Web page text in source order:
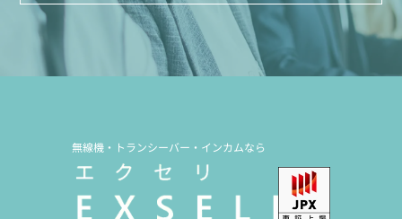
無線機・トランシーバー・インカムなら